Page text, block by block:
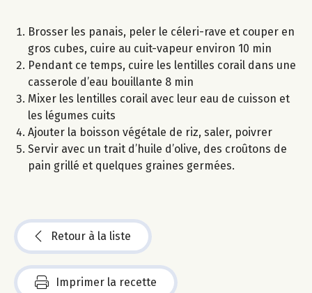
Brosser les panais, peler le céleri-rave et couper en
gros cubes, cuire au cuit-vapeur environ 10 min
Pendant ce temps, cuire les lentilles corail dans une
casserole d’eau bouillante 8 min
Mixer les lentilles corail avec leur eau de cuisson et
les légumes cuits
Ajouter la boisson végétale de riz, saler, poivrer
Servir avec un trait d’huile d’olive, des croûtons de
pain grillé et quelques graines germées.
Retour à la liste
Imprimer la recette